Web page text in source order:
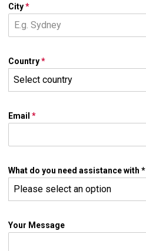
City*
Country*
Select country
Email *
What do you need assistance with *
Please select an option
Your Message